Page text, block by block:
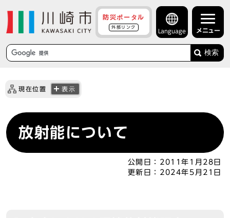
防災ポータル
外部リンク
Language メニュー
検索
現在位置 表示
放射能について
公開日： 2011年1月28日
更新日： 2024年5月21日